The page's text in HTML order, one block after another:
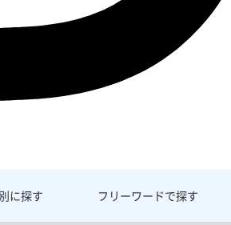
に探す フリーワードで探す